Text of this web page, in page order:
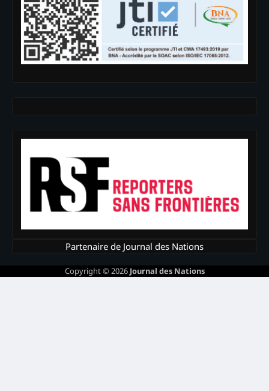
Partenaire de Journal des Nations
Copyright © 2026 Journal des Nations